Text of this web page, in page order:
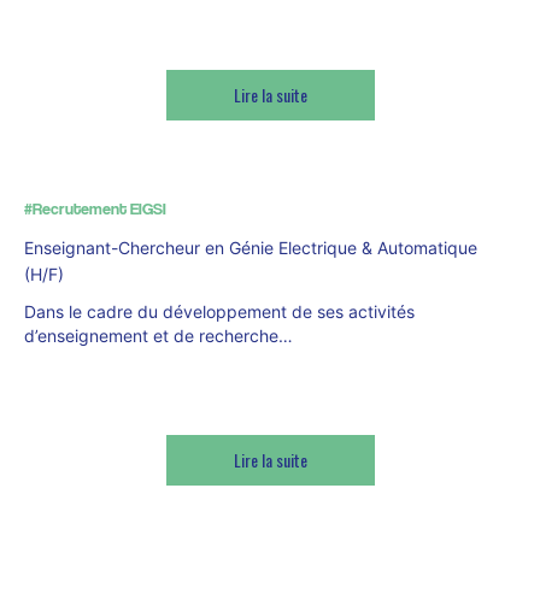
Lire la suite
#Recrutement EIGSI
Enseignant-Chercheur en Génie Electrique & Automatique
(H/F)
Dans le cadre du développement de ses activités
d’enseignement et de recherche…
Lire la suite